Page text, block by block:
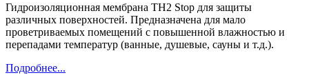
Гидроизоляционная мембрана TH2 Stop для защиты
различных поверхностей. Предназначена для мало
проветриваемых помещений с повышенной влажностью и
перепадами температур (ванные, душевые, сауны и т.д.).
Подробнее...